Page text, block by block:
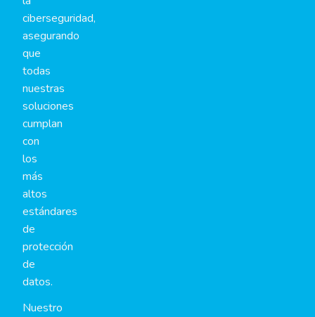
ciberseguridad,
asegurando
que
todas
nuestras
soluciones
cumplan
con
los
más
altos
estándares
de
protección
de
datos.
Nuestro